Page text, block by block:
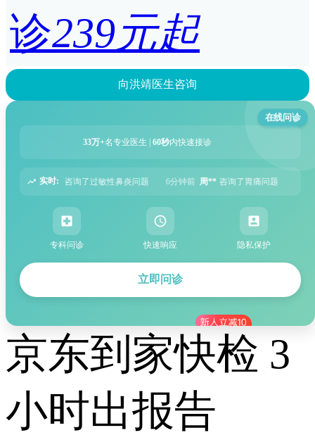
诊239元起
向洪靖医生咨询
在线问诊
33万+名专业医生 | 60秒内快速接诊
实时:
6分钟前 周** 咨询了胃痛问题 8分钟前 王** 咨询了头痛问题
专科问诊 快速响应 隐私保护
立即问诊
京东到家快检 3
小时出报告